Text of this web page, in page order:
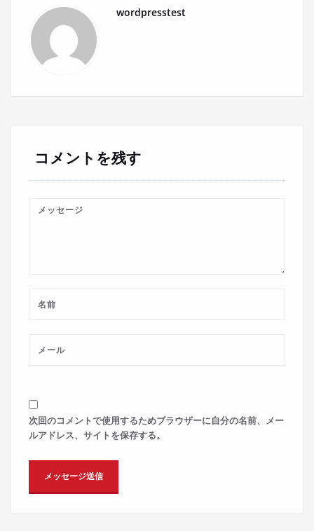
ビ
ゲ
ン
wordpresstest
コメントを残す
次回のコメントで使用するためブラウザーに自分の名前、メー
ルアドレス、サイトを保存する。